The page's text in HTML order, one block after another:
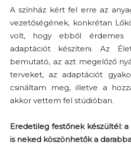
A színház kért fel erre az
vezetőségének, konkrétan
volt, hogy ebből érdemes
adaptációt készíteni. Az
bemutató, az azt megelőző
terveket, az adaptációt
csináltam meg, illetve a
akkor vettem fel stúdióban.
Eredetileg festőnek készültél:
is neked köszönhetők a